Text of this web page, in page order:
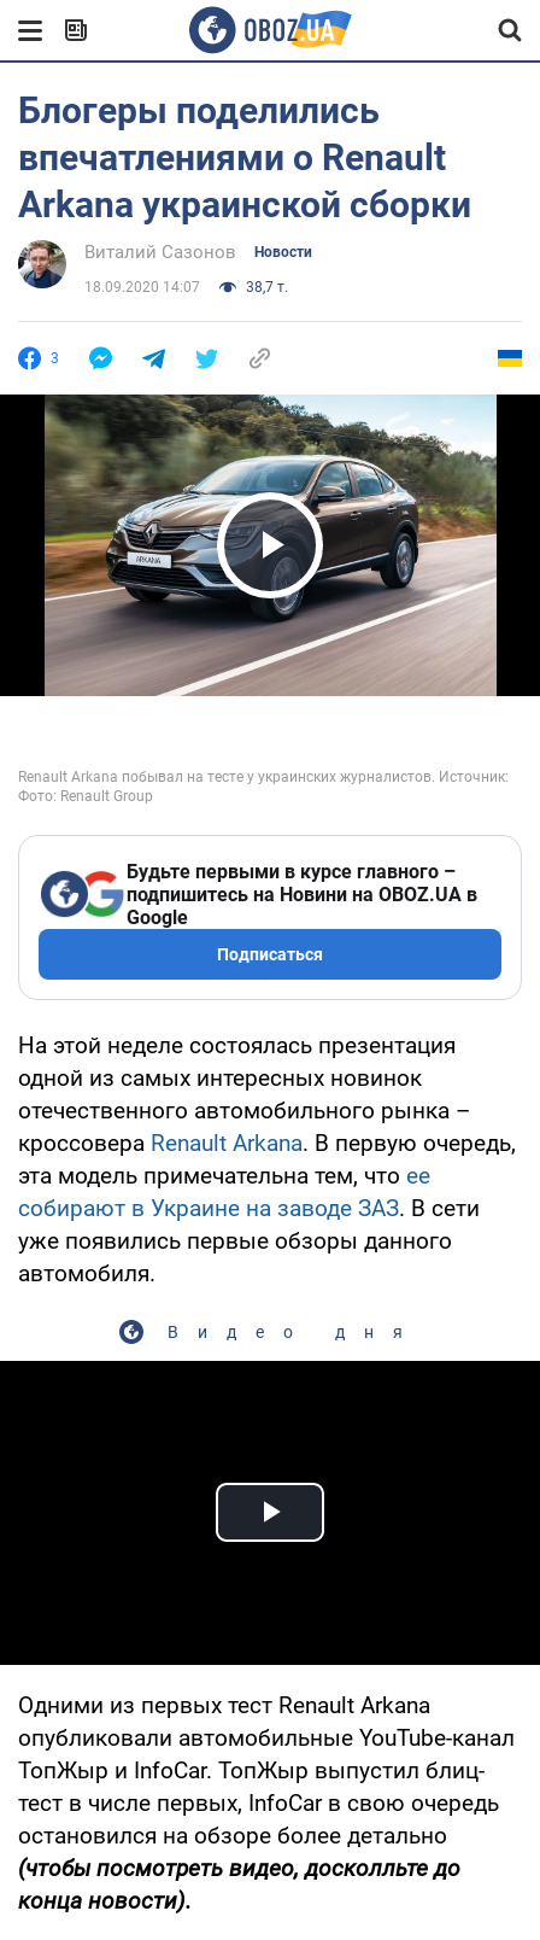
Блогеры поделились
впечатлениями о Renault
Arkana украинской сборки
Виталий Сазонов Новости
18.09.2020 14:07 38,7 т.
3
Play Video
Будьте первыми в курсе главного –
подпишитесь на Новини на OBOZ.UA в
Google
Подписаться
На этой неделе состоялась презентация
одной из самых интересных новинок
отечественного автомобильного рынка –
кроссовера Renault Arkana. В первую очередь,
эта модель примечательна тем, что ее
собирают в Украине на заводе ЗАЗ. В сети
уже появились первые обзоры данного
автомобиля.
Видео дня
Play Video
Одними из первых тест Renault Arkana
опубликовали автомобильные YouTube-канал
ТопЖыр и InfoCar. ТопЖыр выпустил блиц-
тест в числе первых, InfoCar в свою очередь
остановился на обзоре более детально
(чтобы посмотреть видео, досколльте до
конца новости).